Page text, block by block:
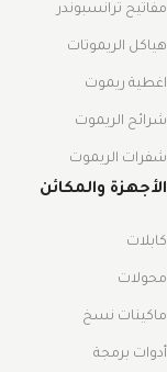
مفاتيح ترانسبوندر
هياكل الريموتات
اغطية ريموت
شرائح الريموت
شفرات الريموت
الأجهزة والمكائن
كابلات
محولات
ماكينات نسخ
أدوات برمجة